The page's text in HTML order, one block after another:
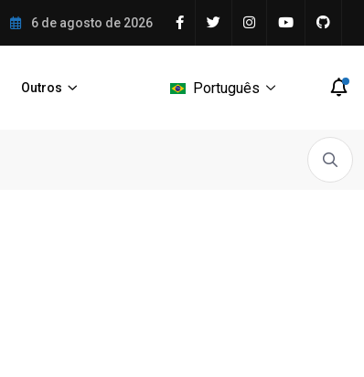
de gerentes em
6 de agosto de 2026
Outros Português
O que é